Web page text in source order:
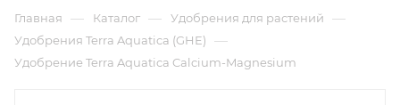
Главная — Каталог — Удобрения для растений —
Удобрения Terra Aquatica (GHE) —
Удобрение Terra Aquatica Calcium-Magnesium